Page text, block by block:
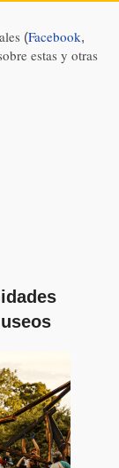
(Facebook,
estas y otras